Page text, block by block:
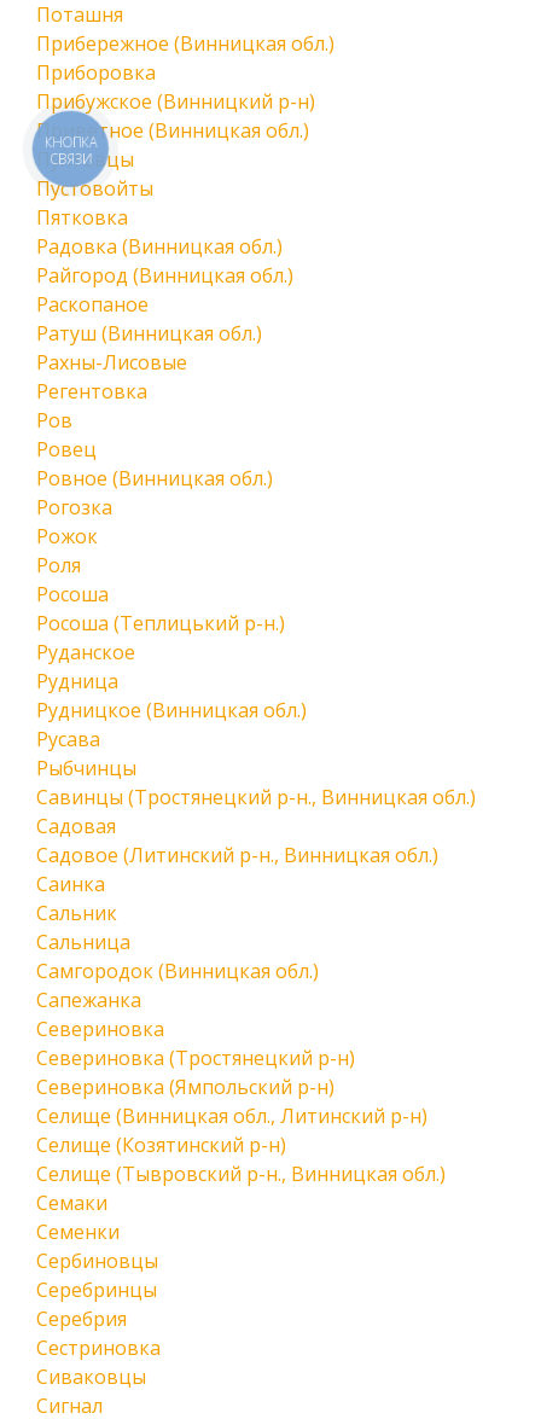
Поташня
Прибережное (Винницкая обл.)
Приборовка
Прибужское (Винницкий р-н)
Приветное (Винницкая обл.)
Пултовцы
Пустовойты
Пятковка
Радовка (Винницкая обл.)
Райгород (Винницкая обл.)
Раскопаное
Ратуш (Винницкая обл.)
Рахны-Лисовые
Регентовка
Ров
Ровец
Ровное (Винницкая обл.)
Рогозка
Рожок
Роля
Росоша
Росоша (Теплицький р-н.)
Руданское
Рудница
Рудницкое (Винницкая обл.)
Русава
Рыбчинцы
Савинцы (Тростянецкий р-н., Винницкая обл.)
Садовая
Садовое (Литинский р-н., Винницкая обл.)
Саинка
Сальник
Сальница
Самгородок (Винницкая обл.)
Сапежанка
Севериновка
Севериновка (Тростянецкий р-н)
Севериновка (Ямпольский р-н)
Селище (Винницкая обл., Литинский р-н)
Селище (Козятинский р-н)
Селище (Тывровский р-н., Винницкая обл.)
Семаки
Семенки
Сербиновцы
Серебринцы
Серебрия
Сестриновка
Сиваковцы
Сигнал
КНОПКА
СВЯЗИ